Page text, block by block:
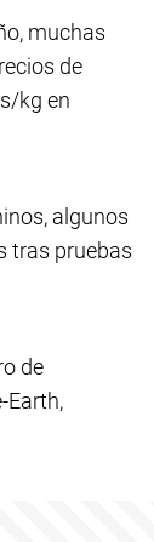
muchas
de
kg en
algunos
tras pruebas
de
Earth,